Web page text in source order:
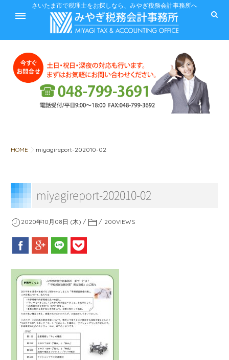
さいたま市で税理士をお探しなら、みやぎ税務会計事務所へ
ホーム
サービス
みやぎ税務会計事務所
お問合せ
HOME miyagireport-202010-02
miyagireport-202010-02
2020年10月08日 (木) 200VIEWS